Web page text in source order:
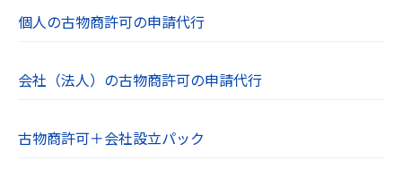
個人の古物商許可の申請代行
会社（法人）の古物商許可の申請代行
古物商許可＋会社設立パック